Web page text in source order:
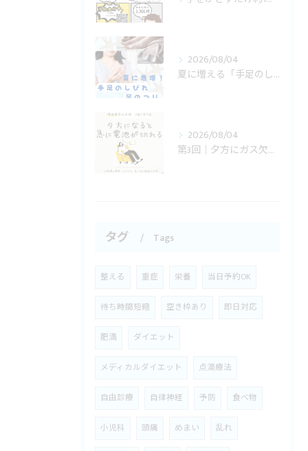
2026/08/04
夏に増える「手足のしびれ・足のつり」🌻
2026/08/04
第3回｜夕方にガス欠になる人の身体のサイン
タグ Tags
整える 重症 栄養 当日予約OK
待ち時間短縮 空き枠あり 即日対応
肥満 ダイエット
メディカルダイエット 点滴療法
自由診療 自律神経 予防 食べ物
小児科 頭痛 めまい 乱れ